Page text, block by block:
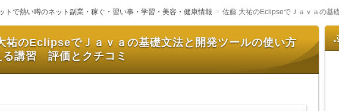
トで熱い噂のネット副業・稼ぐ・習い事・学習・美容・健康情報 佐藤 大祐のEclipseでＪａｖａの基
祐のEclipseでＪａｖａの基礎文法と開発ツールの使い方
る講習 評価とクチコミ